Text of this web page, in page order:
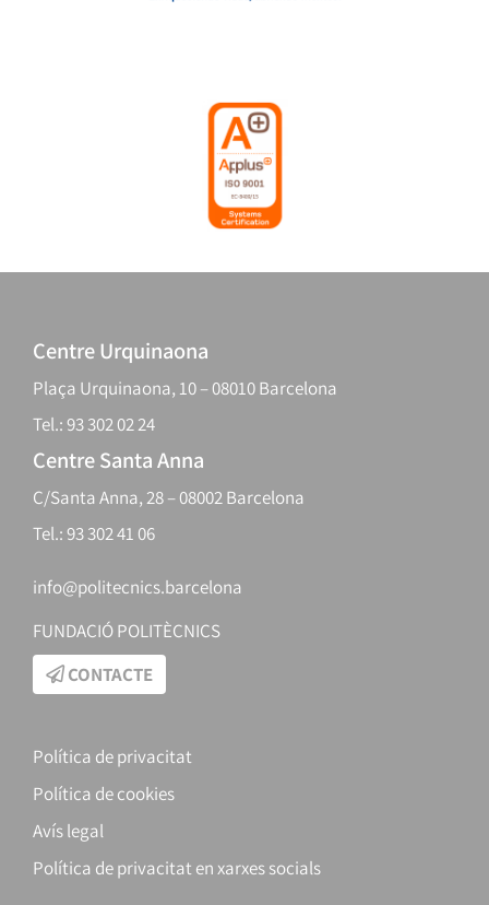
Centre Urquinaona
Plaça Urquinaona, 10 – 08010 Barcelona
Tel.: 93 302 02 24
Centre Santa Anna
C/Santa Anna, 28 – 08002 Barcelona
Tel.: 93 302 41 06
info@politecnics.barcelona
FUNDACIÓ POLITÈCNICS
CONTACTE
Política de privacitat
Política de cookies
Avís legal
Política de privacitat en xarxes socials